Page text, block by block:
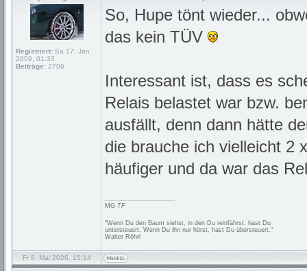
Registriert: Sa 17. Jan
2009, 01:33
Beiträge: 2706
So, Hupe tönt wieder...
das kein TÜV
Interessant ist, dass es
Relais belastet war bzw.
ausfällt, denn dann hätte
die brauche ich vielleicht 2
häufiger und da war das
MG TF
"Wenn Du den Baum siehst, in den Du reinfährst, hast Du
untersteuert. Wenn Du ihn nur hörst, hast Du übersteuert."
Walter Röhrl
Fr 8. Mai 2026, 15:14